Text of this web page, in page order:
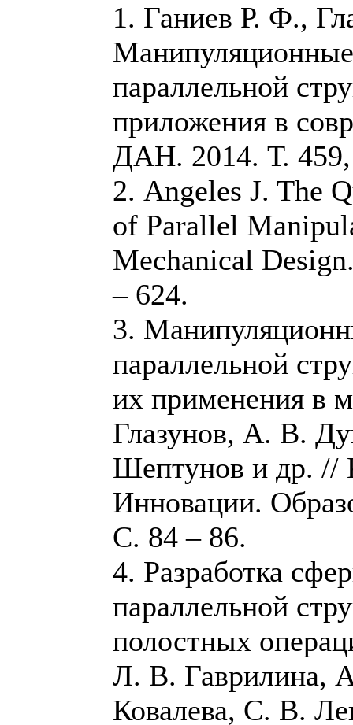
1. Ганиев Р. Ф.,
параллельной
приложения в
ДАН. 2014. Т.
2. Angeles J. The
of Parallel
Mechanical
– 624.
3.
параллельной
их применения в
Глазунов, А. В.
Шептунов и др. //
Инновации.
С. 84 – 86.
4. Разработка
параллельной
полостных
Л. В. Гаврилина,
Ковалева, С. В.